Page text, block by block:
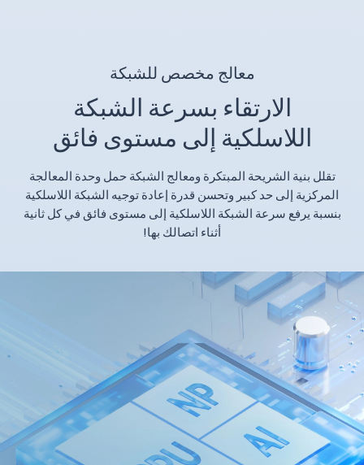
معالج مخصص للشبكة
الارتقاء بسرعة الشبكة
اللاسلكية إلى مستوى فائق
تقلل بنية الشريحة المبتكرة ومعالج الشبكة حمل وحدة المعالجة
المركزية إلى حد كبير وتحسن قدرة إعادة توجيه الشبكة اللاسلكية
بنسبة‎ يرفع سرعة الشبكة اللاسلكية إلى مستوى فائق في كل ثانية
أثناء اتصالك بها!